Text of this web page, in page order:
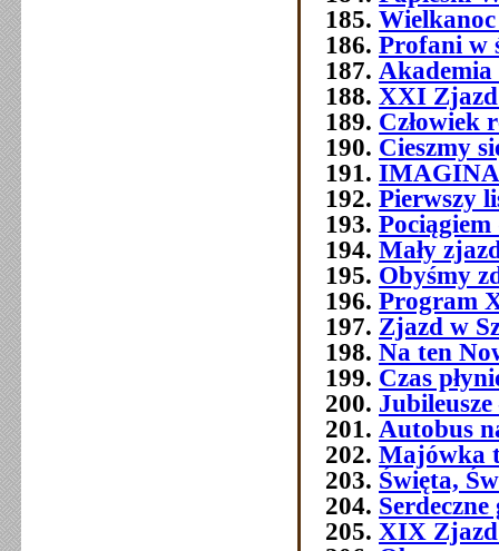
Profani w
XXI
Człowiek
Cieszmy
Pierwszy
Mały
Obyśmy
Program
Zjazd w
Na ten
Czas
Autobus
Majówka
Święta,
XIX